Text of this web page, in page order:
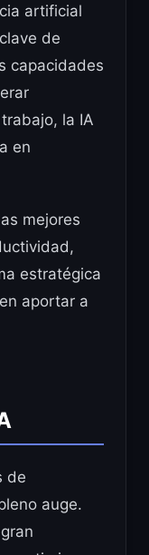
artificial
de
capacidades
la IA
en
mejores
estratégica
aportar a
de
auge.